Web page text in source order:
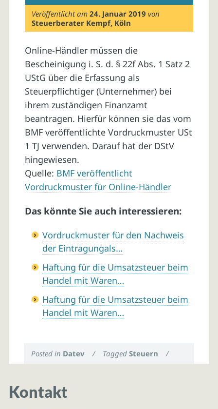
Veröffentlicht am24. Januar 2019 von
Steuerberater Kempf, Köln
Online-Händler müssen die
Bescheinigung i. S. d. § 22f Abs. 1 Satz 2
UStG über die Erfassung als
Steuerpflichtiger (Unternehmer) bei
ihrem zuständigen Finanzamt
beantragen. Hierfür können sie das vom
BMF veröffentlichte Vordruckmuster USt
1 TJ verwenden. Darauf hat der DStV
hingewiesen.
Quelle: BMF veröffentlicht
Vordruckmuster für Online-Händler
Das könnte Sie auch interessieren:
Vordruckmuster für den Nachweis
der Eintragungals…
Haftung für die Umsatzsteuer beim
Handel mit Waren…
Haftung für die Umsatzsteuer beim
Handel mit Waren…
Posted in Datev / TaggedSteuern /
Kontakt